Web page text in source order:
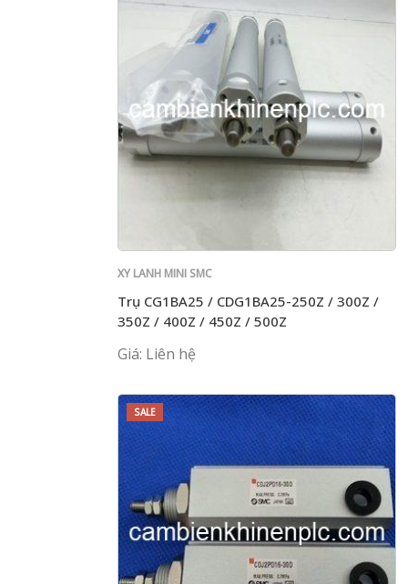
XY LANH MINI SMC
Trụ CG1BA25 / CDG1BA25-250Z / 300Z /
350Z / 400Z / 450Z / 500Z
Giá: Liên hệ
SALE